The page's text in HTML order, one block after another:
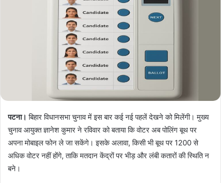
पटना। बिहार विधानसभा चुनाव में इस बार कई नई पहलें देखने को मिलेंगी। मुख्य
चुनाव आयुक्त ज्ञानेश कुमार ने रविवार को बताया कि वोटर अब पोलिंग बूथ पर
अपना मोबाइल फोन ले जा सकेंगे। इसके अलावा, किसी भी बूथ पर 1200 से
अधिक वोटर नहीं होंगे, ताकि मतदान केंद्रों पर भीड़ और लंबी कतारों की स्थिति न
बने।